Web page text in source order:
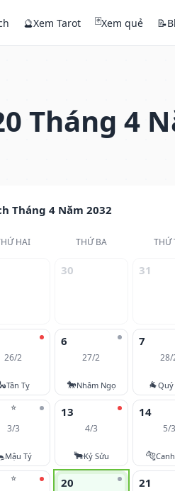
🔮Xem Tarot 🃏Xem quẻ 📝
Tháng 4
Tháng 4 Năm 2032
HAI THỨ BA THỨ
30 31
26/2
Tân Tỵ
6
27/2
🐎Nhâm Ngọ
7
28/
🐐
⭐
3/3
Mậu Tý
13
4/3
🐂Kỷ Sửu
14
5/3
🐅
⭐ 20 21